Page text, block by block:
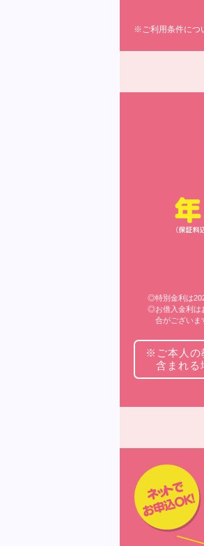
※ご利用条件につ
◎特別金利は
◎お借入金利は
合がございま
※ご本人の
含まれる